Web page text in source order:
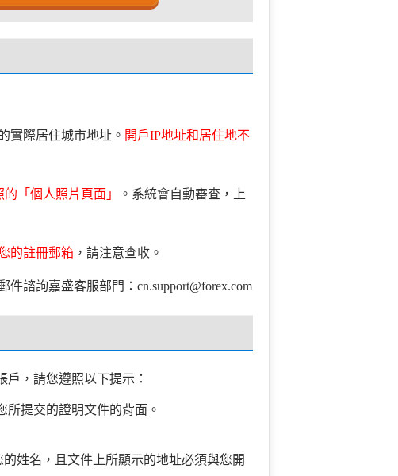
實際居住城市地址。 開戶IP地址和居住地不
「個人照片頁面」
。系統會自動審查，上
的註冊郵箱 ，請注意查收。
件諮詢嘉盛客服部門：cn.support@forex.com
戶，請您遵照以下提示：
所提交的證明文件的背面。
姓名，且文件上所顯示的地址必須與您開